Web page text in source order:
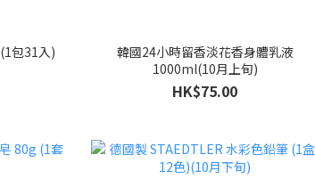
包31入)
韓國24小時留香淡花香身體乳液
1000ml(10月上旬)
HK$75.00